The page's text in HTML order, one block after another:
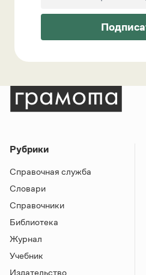
Рубрики
Справочная служба
Словари
Справочники
Библиотека
Журнал
Учебник
Издательство